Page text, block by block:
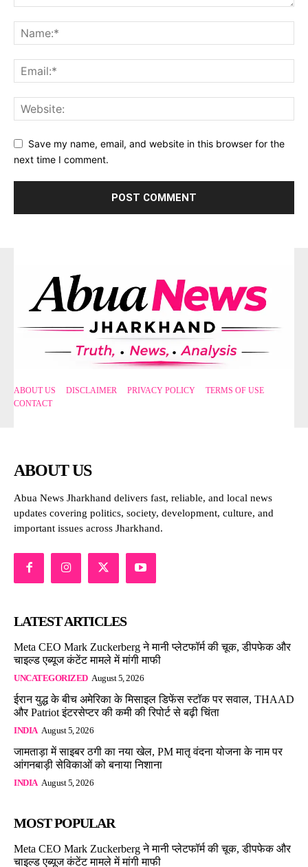
Save my name, email, and website in this browser for the
next time I comment.
ABOUT US DISCLAIMER PRIVACY POLICY
TERMS OF USE
CONTACT
ABOUT US
Abua News Jharkhand delivers fast, reliable, and local news
updates covering politics, society, development, culture, and
important issues across Jharkhand.
LATEST ARTICLES
Meta CEO Mark Zuckerberg ने मानी प्लेटफॉर्म की चूक, डीपफेक और
चाइल्ड एब्यूज कंटेंट मामले में मांगी माफी
UNCATEGORIZED August 5, 2026
ईरान युद्ध के बीच अमेरिका के मिसाइल डिफेंस स्टॉक पर सवाल, THAAD
और Patriot इंटरसेप्टर की कमी की रिपोर्ट से बढ़ी चिंता
INDIA August 5, 2026
जामताड़ा में साइबर ठगी का नया खेल, PM मातृ वंदना योजना के नाम पर
आंगनबाड़ी सेविकाओं को बनाया निशाना
INDIA August 5, 2026
MOST POPULAR
Meta CEO Mark Zuckerberg ने मानी प्लेटफॉर्म की चूक, डीपफेक और
चाइल्ड एब्यूज कंटेंट मामले में मांगी माफी